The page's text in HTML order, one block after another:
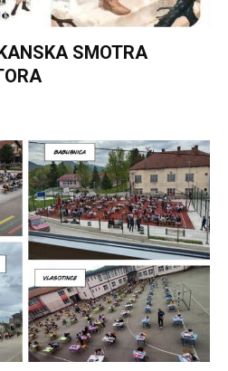
SMOTRA